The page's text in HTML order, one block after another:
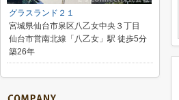
グラスランド２１
宮城県仙台市泉区八乙女中央３丁目
仙台市営南北線「八乙女」駅 徒歩5分
築26年